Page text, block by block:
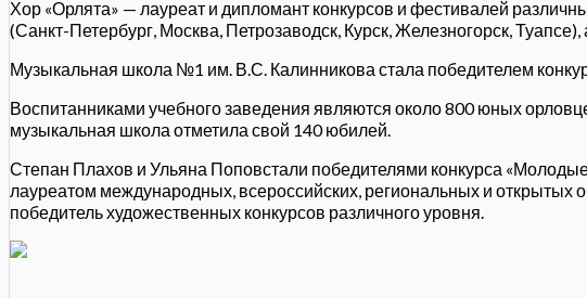
Хор «Орлята» — лауреат и дипломант конкурсов и фестивалей
(Санкт-Петербург, Москва, Петрозаводск, Курск, Железногорск,
Музыкальная школа №1 им. В.С. Калинникова стала победителем
Воспитанниками учебного заведения являются около 800 юных
музыкальная школа отметила свой 140 юбилей.
Степан Плахов и Ульяна Поповстали победителями конкурса
лауреатом международных, всероссийских, региональных и открытых
победитель художественных конкурсов различного уровня.